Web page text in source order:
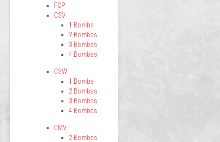
FCP
CSV
1 Bomba
2 Bombas
3 Bombas
4 Bombas
CSW
1 Bomba
2 Bombas
3 Bombas
4 Bombas
CMV
2 Bombas